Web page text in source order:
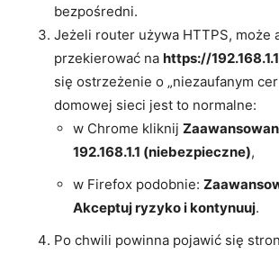
bezpośredni.
Jeżeli router używa HTTPS, może
przekierować na https://192.168.1.1
się ostrzeżenie o „niezaufanym
domowej sieci jest to normalne:
w Chrome kliknij
192.168.1.1 (niebezpieczne),
w Firefox podobnie:
Akceptuj ryzyko i kontynuuj.
Po chwili powinna pojawić się